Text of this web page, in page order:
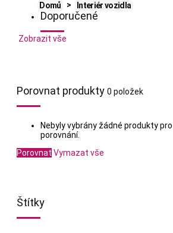
Domů Interiér vozidla
Doporučené
Zobrazit vše
Porovnat produkty 0 položek
Nebyly vybrány žádné produkty pro
porovnání.
Porovnat Vymazat vše
Štítky